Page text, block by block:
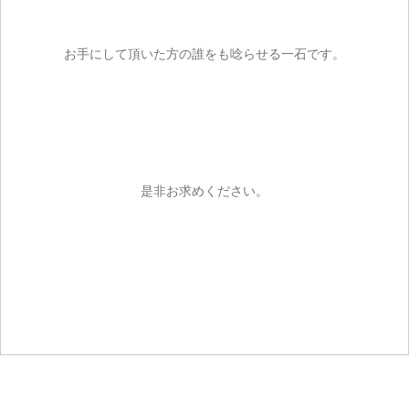
お手にして頂いた方の誰をも唸らせる一石です。
是非お求めください。